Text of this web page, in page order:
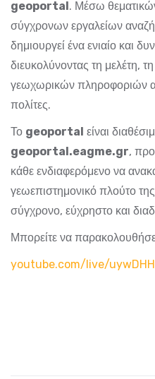
geoportal. Μέσω
σύγχρονων εργαλείων
δημιουργεί ένα ενιαίο και
διευκολύνοντας τη μελέτη,
γεωχωρικών πληροφοριών
πολίτες.
Το geoportal είναι
geoportal.eagme.gr,
κάθε ενδιαφερόμενο να
γεωεπιστημονικό πλούτο
σύγχρονο, εύχρηστο και
Μπορείτε να
youtube.com/live/